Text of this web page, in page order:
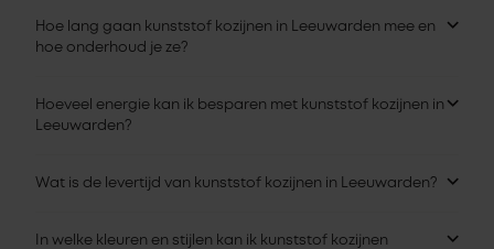
Hoe lang gaan kunststof kozijnen in Leeuwarden mee en
hoe onderhoud je ze?
Hoeveel energie kan ik besparen met kunststof kozijnen in
Leeuwarden?
Wat is de levertijd van kunststof kozijnen in Leeuwarden?
In welke kleuren en stijlen kan ik kunststof kozijnen